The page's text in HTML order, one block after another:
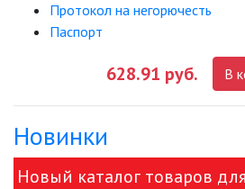
Протокол на негорючесть
Паспорт
628.91 руб. В
Новинки
Новый каталог товаров